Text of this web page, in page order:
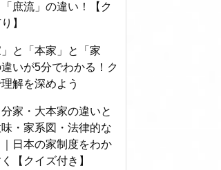
庶流」の違い！【ク
】
」と「本家」と「家
いが5分でわかる！ク
解を深めよう
家・大本家の違いと
・家系図・法律的な
日本の家制度をわか
【クイズ付き】